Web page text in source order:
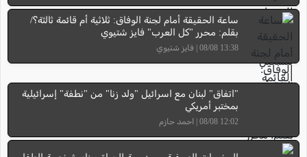
ساعة الحقيقة أمام لجنة الوفاق: ثلاثية أم قائمة ثالثة؟/
بقلم: محرر "كل العرب" فايز شتيوي
13:38 08/08 | فايز شتيوي
"اتفاق" لبنان مع اسرائيل "ولد زنا" من "نطفة" إسرائيلية
بمختبر أمريكي
12:02 08/08 | احمد حازم